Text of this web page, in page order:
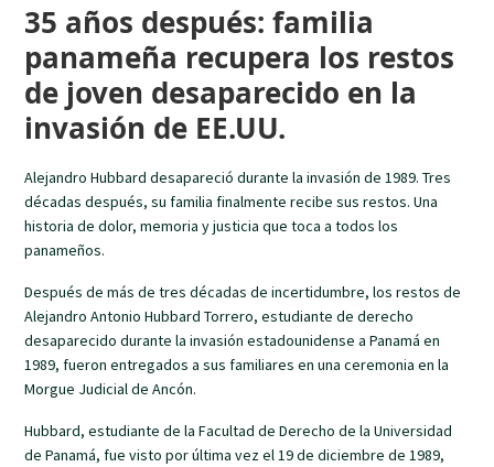
35 años después: familia
panameña recupera los restos
de joven desaparecido en la
invasión de EE.UU.
Alejandro Hubbard desapareció durante la invasión de 1989. Tres
décadas después, su familia finalmente recibe sus restos. Una
historia de dolor, memoria y justicia que toca a todos los
panameños.
Después de más de tres décadas de incertidumbre, los restos de
Alejandro Antonio Hubbard Torrero, estudiante de derecho
desaparecido durante la invasión estadounidense a Panamá en
1989, fueron entregados a sus familiares en una ceremonia en la
Morgue Judicial de Ancón.
Hubbard, estudiante de la Facultad de Derecho de la Universidad
de Panamá, fue visto por última vez el 19 de diciembre de 1989,